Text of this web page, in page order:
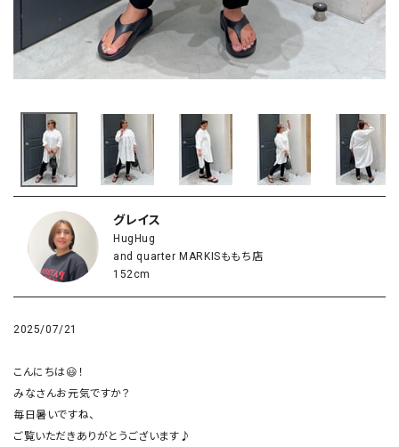
グレイス
HugHug
and quarter MARKISももち店
152cm
2025/07/21
こんにちは😃！
みなさんお元気ですか？
毎日暑いですね、
ご覧いただきありがとうございます♪